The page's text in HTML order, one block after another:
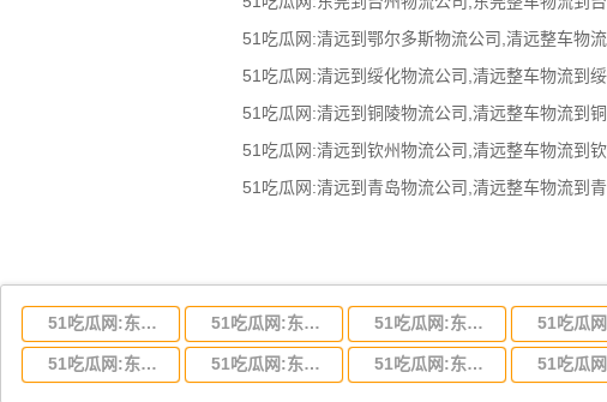
51吃瓜网:东莞到湖北省物流专线,东莞到湖北省物流公司 51吃瓜网:东莞到河南省物流专线,东莞到河南省物流公司 51吃瓜网:东莞到湖南省物流专线,东莞到湖南省物流公司
51吃瓜网:东莞到云南省物流运输,东莞到云南省物流公司 51吃瓜网:东莞到江西省物流专线,东莞到江西省物流公司 51吃瓜网:东莞到安徽省物流专线,东莞到安徽省物流公司